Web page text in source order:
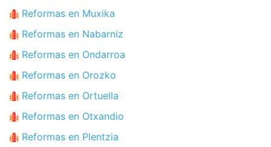
Reformas en Muxika
Reformas en Nabarniz
Reformas en Ondarroa
Reformas en Orozko
Reformas en Ortuella
Reformas en Otxandio
Reformas en Plentzia